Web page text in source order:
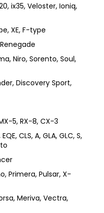
ix35, Veloster, Ioniq,
XE, F-type
Niro, Sorento, Soul,
Discovery Sport,
5, RX-8, CX-3
CLS, A, GLA, GLC, S,
Primera, Pulsar, X-
Meriva, Vectra,